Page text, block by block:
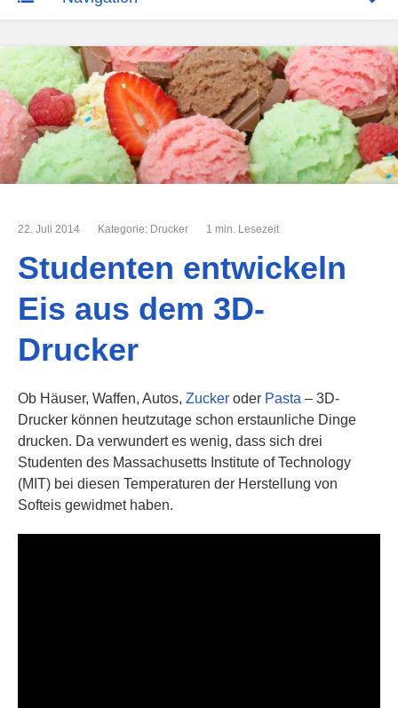
22. Juli 2014 Kategorie: Drucker 1 min. Lesezeit
Studenten entwickeln
Eis aus dem 3D-
Drucker
Ob Häuser, Waffen, Autos, Zucker oder Pasta – 3D-
Drucker können heutzutage schon erstaunliche Dinge
drucken. Da verwundert es wenig, dass sich drei
Studenten des Massachusetts Institute of Technology
(MIT) bei diesen Temperaturen der Herstellung von
Softeis gewidmet haben.